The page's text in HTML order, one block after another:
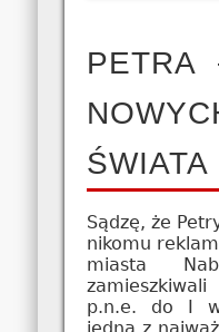
ŚWIATA
Sądzę, że
nikomu
miasta
p.n.e. do I